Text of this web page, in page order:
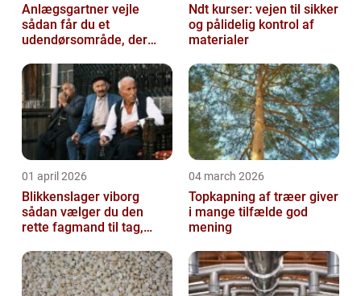
Anlægsgartner vejle
sådan får du et
udendørsområde, der
Ndt kurser: vejen til sikker
og pålidelig kontrol af
materialer
01 april 2026
Blikkenslager viborg
sådan vælger du den
rette fagmand til tag,
04 march 2026
Topkapning af træer giver
i mange tilfælde god
mening